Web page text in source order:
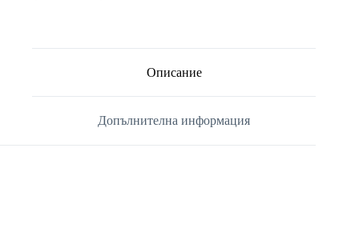
Описание
Допълнителна информация